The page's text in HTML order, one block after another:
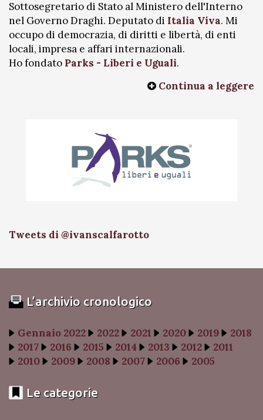
Sottosegretario di Stato al Ministero dell'Interno
nel Governo Draghi. Deputato di Italia Viva. Mi
occupo di democrazia, di diritti e libertà, di enti
locali, impresa e affari internazionali.
Ho fondato Parks - Liberi e Uguali.
Continua a leggere
Tweets di @ivanscalfarotto
L’archivio cronologico
Gennaio 2022 2022 2021 2020 2019
2018
2017
2016 2015 2014 2013 2012
2011
2010
2009 2008 2007 2006 2005
Le categorie